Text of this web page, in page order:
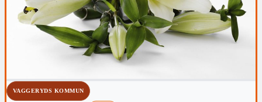
VAGGERYDS KOMMUN